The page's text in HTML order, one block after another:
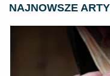
NAJNOWSZE